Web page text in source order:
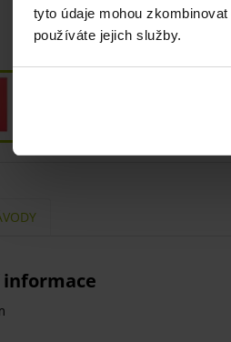
tyto údaje mohou
používáte jejich služby.